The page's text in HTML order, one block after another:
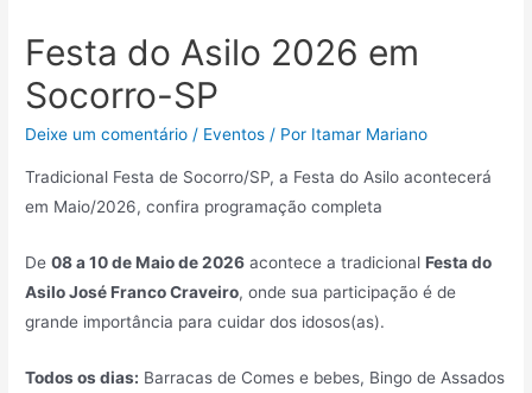
Festa do Asilo 2026 em
Socorro-SP
Deixe um comentário / Eventos / Por Itamar Mariano
Tradicional Festa de Socorro/SP, a Festa do Asilo acontecerá
em Maio/2026, confira programação completa
De08 a 10 de Maio de 2026 acontece a tradicionalFesta do
Asilo José Franco Craveiro, onde sua participação é de
grande importância para cuidar dos idosos(as).
Todos os dias: Barracas de Comes e bebes, Bingo de Assados